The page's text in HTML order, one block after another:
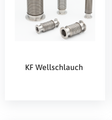
KF Wellschlauch